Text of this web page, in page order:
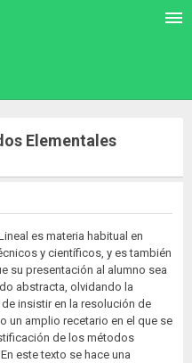
Elementales
es materia habitual en
y científicos, y es también
su presentación al alumno sea
abstracta, olvidando la
insistir en la resolución de
un amplio recetario en el que se
de los métodos
este texto se hace una